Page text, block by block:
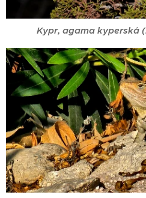
Kypr, agama kyperská